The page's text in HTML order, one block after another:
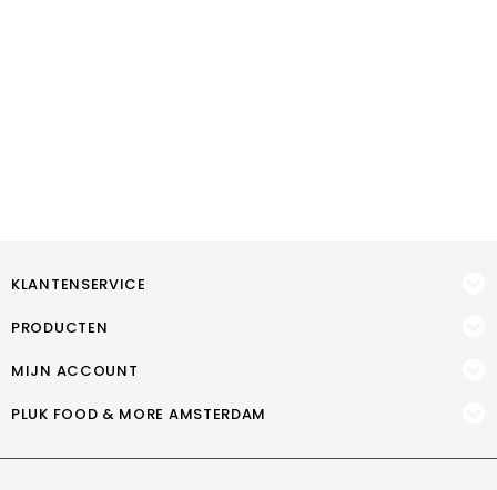
KLANTENSERVICE
PRODUCTEN
MIJN ACCOUNT
PLUK FOOD & MORE AMSTERDAM